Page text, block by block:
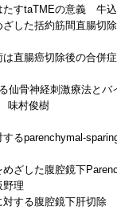
すtaTMEの意義 牛込
した括約筋間直腸切
直腸癌切除後の合併
仙骨神経刺激療法とバ
味村俊樹
るparenchymal-
ざした腹腔鏡下
理
する腹腔鏡下肝切除